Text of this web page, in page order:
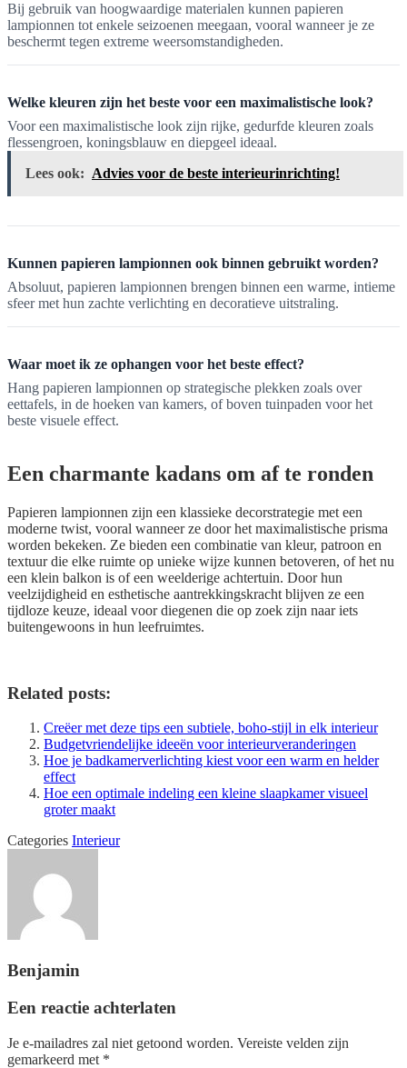
Bij gebruik van hoogwaardige materialen kunnen papieren
lampionnen tot enkele seizoenen meegaan, vooral wanneer je ze
beschermt tegen extreme weersomstandigheden.
Welke kleuren zijn het beste voor een maximalistische look?
Voor een maximalistische look zijn rijke, gedurfde kleuren zoals
flessengroen, koningsblauw en diepgeel ideaal.
Lees ook: Advies voor de beste interieurinrichting!
Kunnen papieren lampionnen ook binnen gebruikt worden?
Absoluut, papieren lampionnen brengen binnen een warme, intieme
sfeer met hun zachte verlichting en decoratieve uitstraling.
Waar moet ik ze ophangen voor het beste effect?
Hang papieren lampionnen op strategische plekken zoals over
eettafels, in de hoeken van kamers, of boven tuinpaden voor het
beste visuele effect.
Een charmante kadans om af te ronden
Papieren lampionnen zijn een klassieke decorstrategie met een
moderne twist, vooral wanneer ze door het maximalistische prisma
worden bekeken. Ze bieden een combinatie van kleur, patroon en
textuur die elke ruimte op unieke wijze kunnen betoveren, of het nu
een klein balkon is of een weelderige achtertuin. Door hun
veelzijdigheid en esthetische aantrekkingskracht blijven ze een
tijdloze keuze, ideaal voor diegenen die op zoek zijn naar iets
buitengewoons in hun leefruimtes.
Related posts:
Creëer met deze tips een subtiele, boho-stijl in elk interieur
Budgetvriendelijke ideeën voor interieurveranderingen
Hoe je badkamerverlichting kiest voor een warm en helder
effect
Hoe een optimale indeling een kleine slaapkamer visueel
groter maakt
Categories Interieur
Benjamin
Een reactie achterlaten
Je e-mailadres zal niet getoond worden. Vereiste velden zijn
gemarkeerd met *